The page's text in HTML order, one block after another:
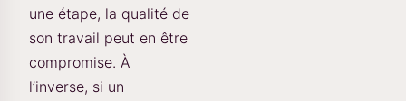
une étape, la qualité de
son travail peut en être
compromise. À
l’inverse, si un